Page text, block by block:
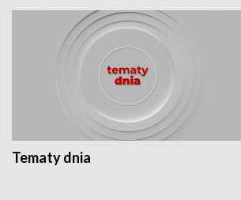
Tematy dnia